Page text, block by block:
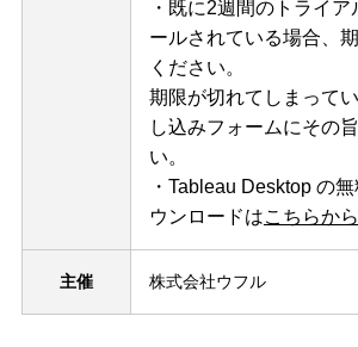
・既に2週間のトライア
ールされている場合、
ください。
期限が切れてしまって
し込みフォームにその
い。
・Tableau Desktop の
ウンロードはこちらか
主催 株式会社ウフル